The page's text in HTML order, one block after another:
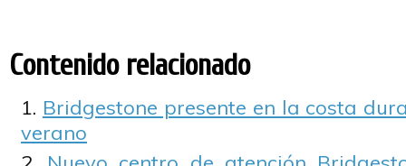
Contenido relacionado
Bridgestone presente en la costa
verano